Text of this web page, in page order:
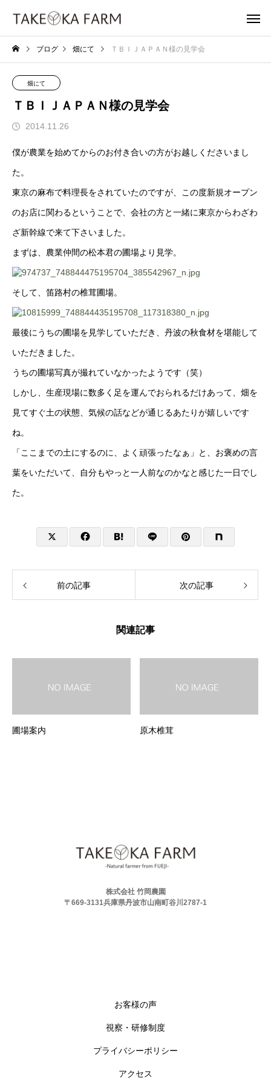
ブログ 畑にて ＴＢＩＪＡＰＡＮ様の見学会
畑にて
ＴＢＩＪＡＰＡＮ様の見学会
2014.11.26
僕が農業を始めてからのお付き合いの方がお越しくださいまし
た。
東京の麻布で料理長をされていたのですが、この度新規オープン
のお店に関わるということで、会社の方と一緒に東京からわざわ
ざ新幹線で来て下さいました。
まずは、農業仲間の松本君の圃場より見学。
そして、笛路村の椎茸圃場。
最後にうちの圃場を見学していただき、丹波の秋食材を堪能して
いただきました。
うちの圃場写真が撮れていなかったようです（笑）
しかし、生産現場に数多く足を運んでおられるだけあって、畑を
見てすぐ土の状態、気候の話などが通じるあたりが嬉しいです
ね。
「ここまでの土にするのに、よく頑張ったなぁ」と、お褒めの言
葉をいただいて、自分もやっと一人前なのかなと感じた一日でし
た。
前の記事 次の記事
関連記事
圃場案内 原木椎茸
株式会社 竹岡農園
〒669-3131兵庫県丹波市山南町谷川2787-1
お客様の声
視察・研修制度
プライバシーポリシー
アクセス